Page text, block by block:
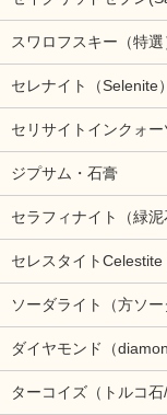
スワロフスキー（特選
セレナイト（Selenite
セリサイトインクォー
ジプサム・石膏
セラフィナイト（緑泥
セレスタイトCelestite
ソーダライト（方ソー
ダイヤモンド（
ターコイズ（トルコ石